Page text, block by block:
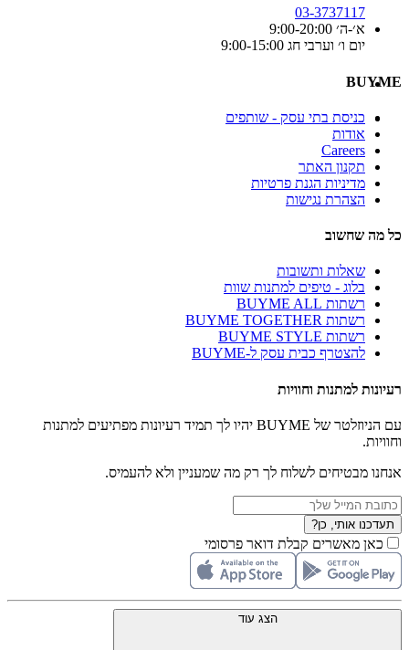
03-3737117
א׳-ה׳ 9:00-20:00
יום ו׳ וערבי חג 9:00-15:00
BUYME
כניסת בתי עסק - שותפים
אודות
Careers
תקנון האתר
מדיניות הגנת פרטיות
הצהרת נגישות
כל מה שחשוב
שאלות ותשובות
בלוג - טיפים למתנות שוות
רשתות BUYME ALL
רשתות BUYME TOGETHER
רשתות BUYME STYLE
להצטרף כבית עסק ל-BUYME
רעיונות למתנות וחוויות
עם הניוזלטר של BUYME יהיו לך תמיד רעיונות מפתיעים למתנות
וחוויות.
אנחנו מבטיחים לשלוח לך רק מה שמעניין ולא להעמיס.
תעדכנו אותי, כן?
כאן מאשרים קבלת דואר פרסומי
הצג עוד